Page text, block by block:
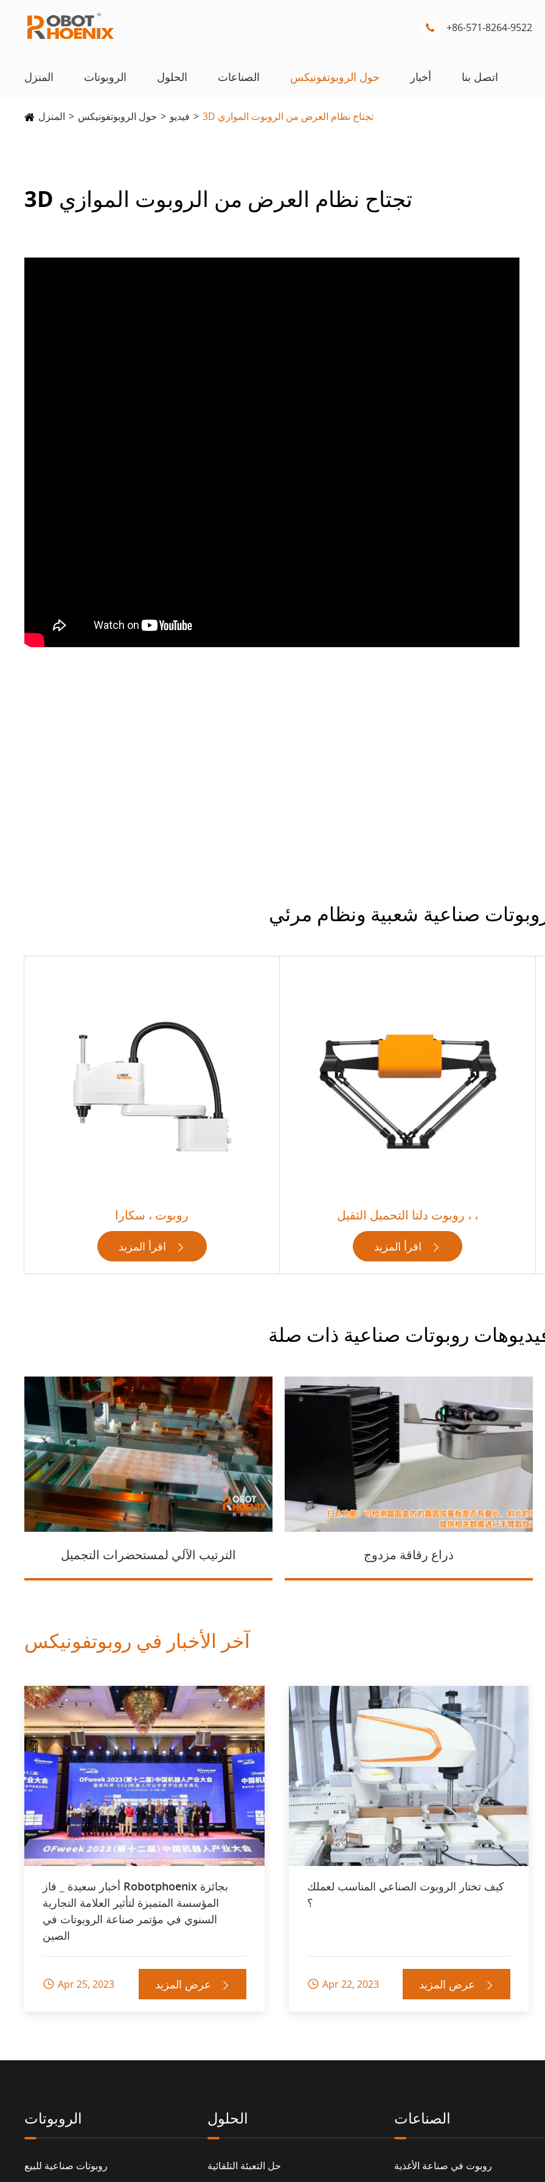
 +86-571-8264-9522
المنزل الروبوتات الحلول الصناعات حول الروبوتفونيكس أخبار اتصل بنا
المنزل حول الروبوتفونيكس فيديو 3D تجتاح نظام العرض من الروبوت الموازي
3D تجتاح نظام العرض من الروبوت الموازي
صناعية شعبية ونظام مرئي
روبوت ، سكارا
اقرأ المزيد 
روبوت دلتا التحميل الثقيل ، ،
اقرأ المزيد 
روبوتات صناعية ذات صلة
الترتيب الآلي لمستحضرات التجميل ذراع رقاقة مزدوج
آخر الأخبار في روبوتفونيكس
أخبار سعيدة _ فاز Robotphoenix بجائزة
المؤسسة المتميزة لتأثير العلامة التجارية
السنوي في مؤتمر صناعة الروبوتات في
الصين
 Apr 25, 2023 عرض المزيد 
كيف تختار الروبوت الصناعي المناسب لعملك
؟
 Apr 22, 2023 عرض المزيد 
الروبوتات
روبوتات صناعية للبيع
الحلول
حل التعبئة التلقائية
الصناعات
روبوت في صناعة الأغذية